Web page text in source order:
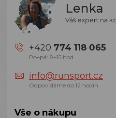
Lenka
Váš expert na
+420 774 118 065
Po–pá: 8–15 hod.
info@runsport.cz
Odpovídáme do 12 hodin
Vše o nákupu